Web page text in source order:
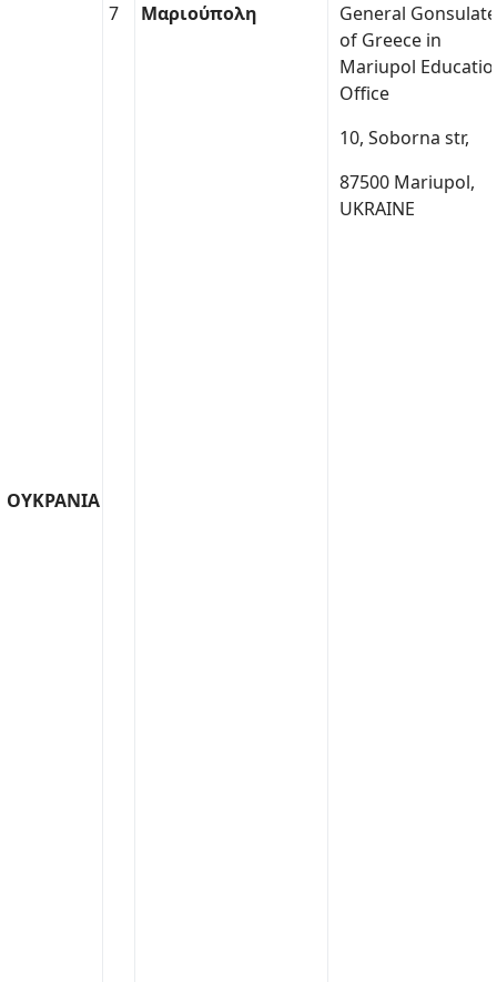
ΟΥΚΡΑΝΙΑ
7 Μαριούπολη
General Gonsulate
of Greece in
Mariupol
Office
10, Soborna str,
87500 Mariupol,
UKRAINE